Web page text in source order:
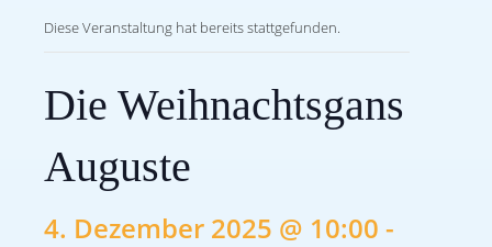
Diese Veranstaltung hat bereits stattgefunden.
Die Weihnachtsgans
Auguste
4. Dezember 2025 @ 10:00 -